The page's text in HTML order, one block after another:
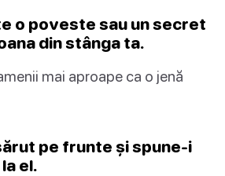
o poveste sau un secret
din stânga ta.
mai aproape ca o jenă
pe frunte și spune-i
el.